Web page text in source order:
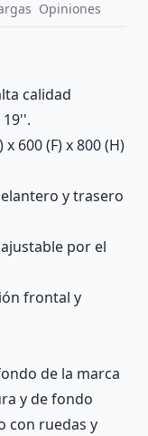
Opiniones
calidad
600 (F) x 800 (H)
y trasero
por el
frontal y
de la marca
y de fondo
con ruedas y